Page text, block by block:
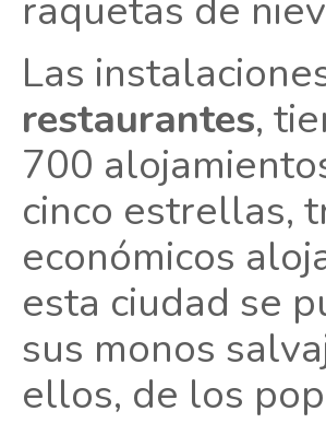
raquetas de
Las
restaurantes,
700
cinco estrellas,
económicos
esta ciudad se
sus monos
ellos, de los